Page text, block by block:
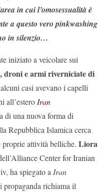
in cui l’omosessualità è
a questo vero pinkwashing
in silenzio…
iniziato a veicolare sui
droni e armi riverniciate di
casi avevano i capelli
all’esteroIran
di una nuova forma di
Repubblica Islamica cerca
attività belliche. Liora
Center for Iranian
ha spiegato aIran
propaganda richiama il